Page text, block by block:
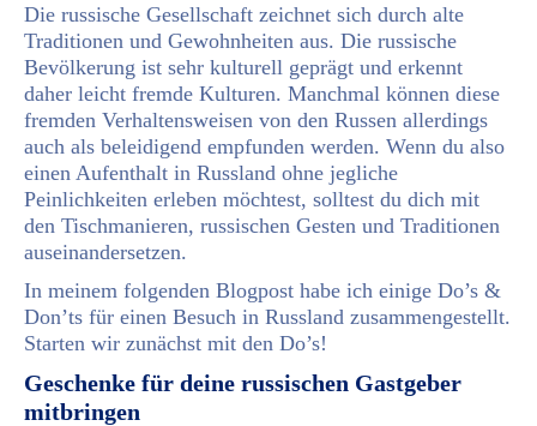
Die russische Gesellschaft zeichnet sich durch alte
Traditionen und Gewohnheiten aus. Die russische
Bevölkerung ist sehr kulturell geprägt und erkennt
daher leicht fremde Kulturen. Manchmal können diese
fremden Verhaltensweisen von den Russen allerdings
auch als beleidigend empfunden werden. Wenn du also
einen Aufenthalt in Russland ohne jegliche
Peinlichkeiten erleben möchtest, solltest du dich mit
den Tischmanieren, russischen Gesten und Traditionen
auseinandersetzen.
In meinem folgenden Blogpost habe ich einige Do’s &
Don’ts für einen Besuch in Russland zusammengestellt.
Starten wir zunächst mit den Do’s!
Geschenke für deine russischen Gastgeber
mitbringen